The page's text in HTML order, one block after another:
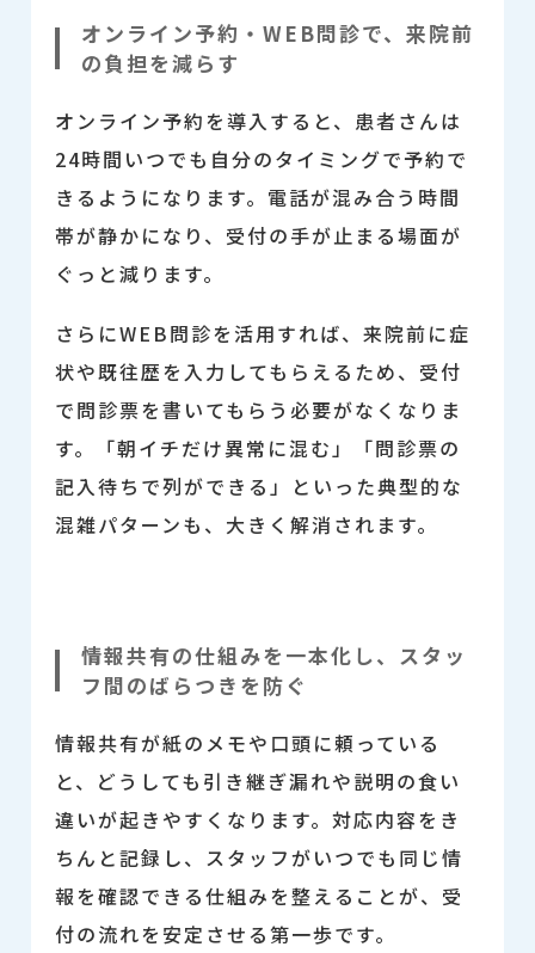
オンライン予約・WEB問診で、来院前
の負担を減らす
オンライン予約を導入すると、患者さんは
24時間いつでも自分のタイミングで予約で
きるようになります。 電話が混み合う時間
帯が静かになり、受付の手が止まる場面が
ぐっと減ります。
さらにWEB問診を活用すれば、来院前に症
状や既往歴を入力してもらえるため、受付
で問診票を書いてもらう必要がなくなりま
す。「朝イチだけ異常に混む」「問診票の
記入待ちで列ができる」といった典型的な
混雑パターンも、大きく解消されます。
情報共有の仕組みを一本化し、スタッ
フ間のばらつきを防ぐ
情報共有が紙のメモや口頭に頼っている
と、どうしても引き継ぎ漏れや説明の食い
違いが起きやすくなります。対応内容をき
ちんと記録し、スタッフがいつでも同じ情
報を確認できる仕組みを整えることが、受
付の流れを安定させる第一歩です。